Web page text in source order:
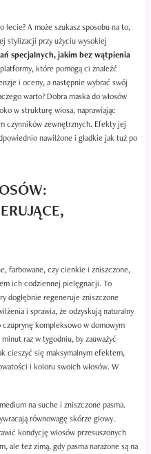
lecie? A może szukasz sposobu na to,
stylizacji przy użyciu wysokiej
specjalnych, jakim bez wątpienia
które pomogą ci znaleźć
i oceny, a następnie wybrać swój
warto? Dobra maska do włosów
w strukturę włosa, naprawiając
czynników zewnętrznych. Efekty jej
nawilżone i gładkie jak tuż po
farbowane, czy cienkie i zniszczone,
ich codziennej pielęgnacji. To
dogłębnie regeneruje zniszczone
i sprawia, że odzyskują naturalny
czuprynę kompleksowo w domowym
raz w tygodniu, by zauważyć
cieszyć się maksymalnym efektem,
i koloru swoich włosów. W
na suche i zniszczone pasma.
równowagę skórze głowy.
kondycję włosów przesuszonych
ale też zimą, gdy pasma narażone są na